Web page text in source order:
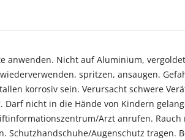
anwenden. Nicht auf Aluminium,
spritzen, ansaugen.
korrosiv sein. Verursacht schwere
nicht in die Hände von Kindern
Arzt anrufen.
Augenschutz tragen.